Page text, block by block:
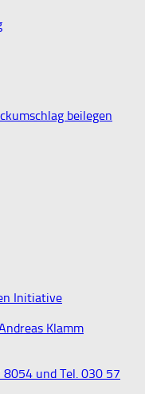
beilegen
Initiative
Klamm
und Tel. 030 57